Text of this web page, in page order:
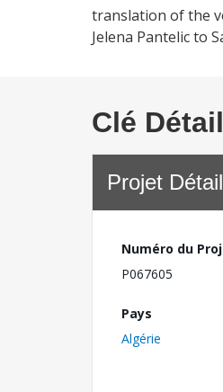
translation of the
Jelena Pantelic to
Clé
Projet
Numéro du
P067605
Pays
Algérie